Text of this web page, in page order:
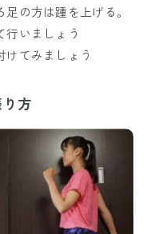
の方は踵を上げる。
いましょう
てみましょう
方